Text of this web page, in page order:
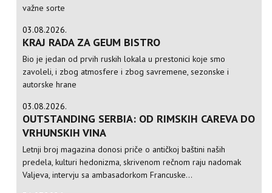
važne sorte
03.08.2026.
KRAJ RADA ZA GEUM BISTRO
Bio je jedan od prvih ruskih lokala u prestonici koje smo
zavoleli, i zbog atmosfere i zbog savremene, sezonske i
autorske hrane
03.08.2026.
OUTSTANDING SERBIA: OD RIMSKIH CAREVA DO
VRHUNSKIH VINA
Letnji broj magazina donosi priče o antičkoj baštini naših
predela, kulturi hedonizma, skrivenom rečnom raju nadomak
Valjeva, intervju sa ambasadorkom Francuske...